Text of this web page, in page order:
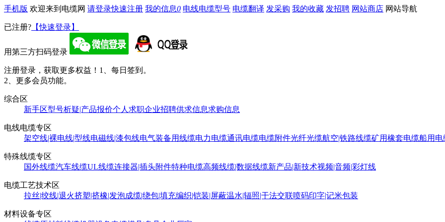
手机版 欢迎来到电缆网 请登录快速注册 我的信息0 电线电缆型号 电缆翻译 发采购 我的收藏 发招聘 网站商店 网站导航
已注册? 【快速登录】
用第三方扫码登录
注册登录，获取更多权益！ 1、每日签到。
2、更多会员功能。
综合区
新手区型号析疑|产品报价个人求职企业招聘供求信息求购信息
电线电缆专区
架空线|裸电线|型线电磁线|漆包线电气装备用线缆电力电缆通讯电缆电缆附件光纤光缆航空|铁路线缆矿用橡套电缆船用电
特殊线缆专区
国外线缆汽车线缆UL线缆连接器|插头附件特种电缆高频线缆|数据线缆新产品|新技术视频|音频|彩灯线
电缆工艺技术区
拉丝|绞线|退火挤塑|挤橡|发泡成缆|绕包|填充编织|铠装|屏蔽温水|辐照|干法交联喷码印字|记米包装
材料设备专区